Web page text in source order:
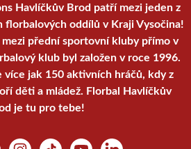
Havlíčkův Brod patří mezi jeden z
florbalových oddílů v Kraji Vysočina!
přední sportovní kluby přímo v
klub byl založen v roce 1996.
více jak 150 aktivních hráčů, kdy z
děti a mládež. Florbal Havlíčkův
je tu pro tebe!